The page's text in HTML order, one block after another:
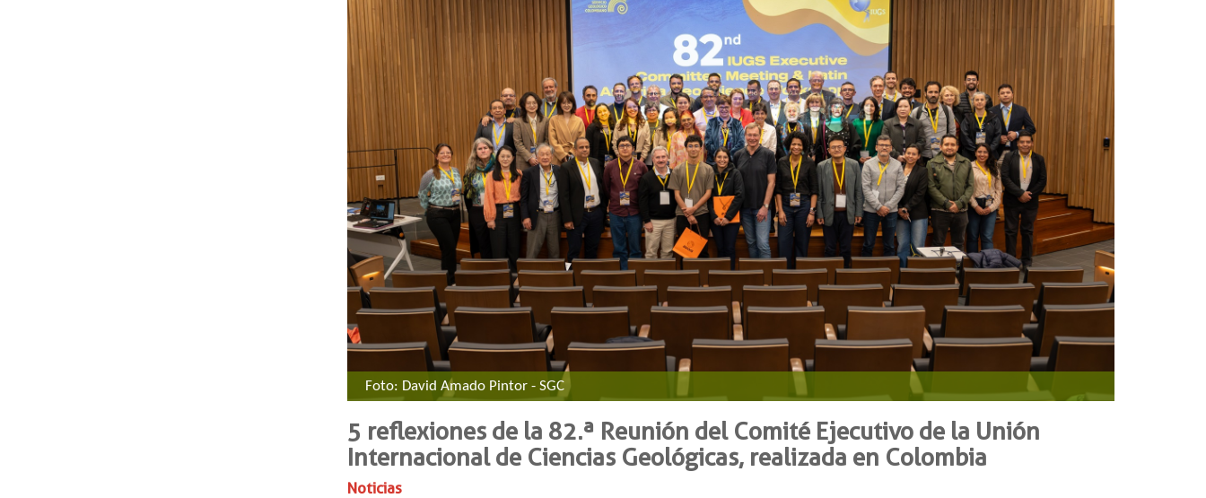
​​​​​​​​​​​​​​​​Foto: David Amado Pintor - SGC​
5 reflexiones de la 82.ª Reunión del Comité Ejecutivo de la Unión
Internacional de Ciencias Geológicas, realizada en Colombia
Noticias